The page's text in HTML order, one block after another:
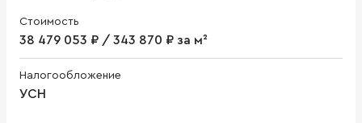
Стоимость
38 479 053 ₽ / 343 870 ₽ за м²
Налогообложение
УСН